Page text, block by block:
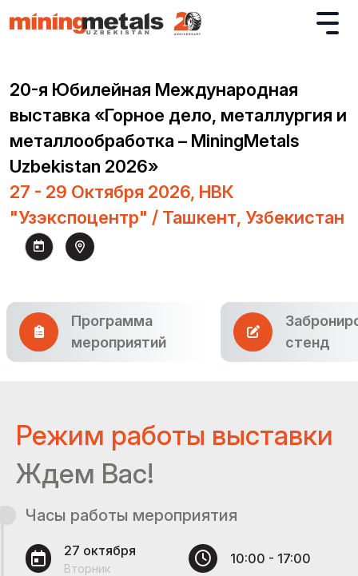
20-я Юбилейная Международная
выставка «Горное дело, металлургия и
металлообработка – MiningMetals
Uzbekistan 2026»
27 - 29 Октября 2026, НВК
"Узэкспоцентр" / Ташкент, Узбекистан
Программа
мероприятий
стенд
Режим работы выставки
Ждем Вас!
Часы работы мероприятия
27 октября
Вторник
10:00 - 17:00